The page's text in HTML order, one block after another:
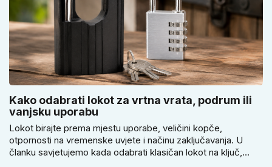
Kako odabrati lokot za vrtna vrata, podrum ili
vanjsku uporabu
Lokot birajte prema mjestu uporabe, veličini kopče,
otpornosti na vremenske uvjete i načinu zaključavanja. U
članku savjetujemo kada odabrati klasičan lokot na ključ,